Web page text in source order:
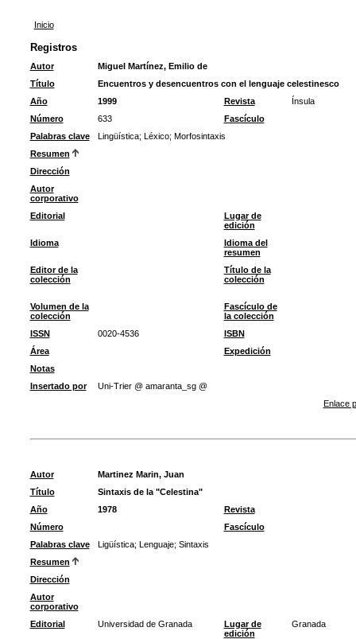
Inicio
Registros
Autor
Miguel Martínez, Emilio de
Título
Encuentros y desencuentros con el lenguaje celestinesco
Año
1999 Revista
Ínsula
Número
633
Fascículo
Palabras clave
Lingüística; Léxico; Morfosintaxis
Resumen
Dirección
Autor
corporativo
Editorial
Lugar de
edición
Idioma
Idioma del
resumen
Editor de la
colección
Título de la
colección
Volumen de la
colección
Fascículo de
la colección
ISSN
0020-4536
ISBN
Área
Expedición
Notas
Insertado por
Uni-Trier @ amaranta_sg @
Enlace
Autor
Martinez Marin, Juan
Título
Sintaxis de la "Celestina"
Año
1978
Revista
Número
Fascículo
Palabras clave
Ligüística; Lenguaje; Sintaxis
Resumen
Dirección
Autor
corporativo
Editorial
Universidad de Granada
Lugar de
edición
Granada